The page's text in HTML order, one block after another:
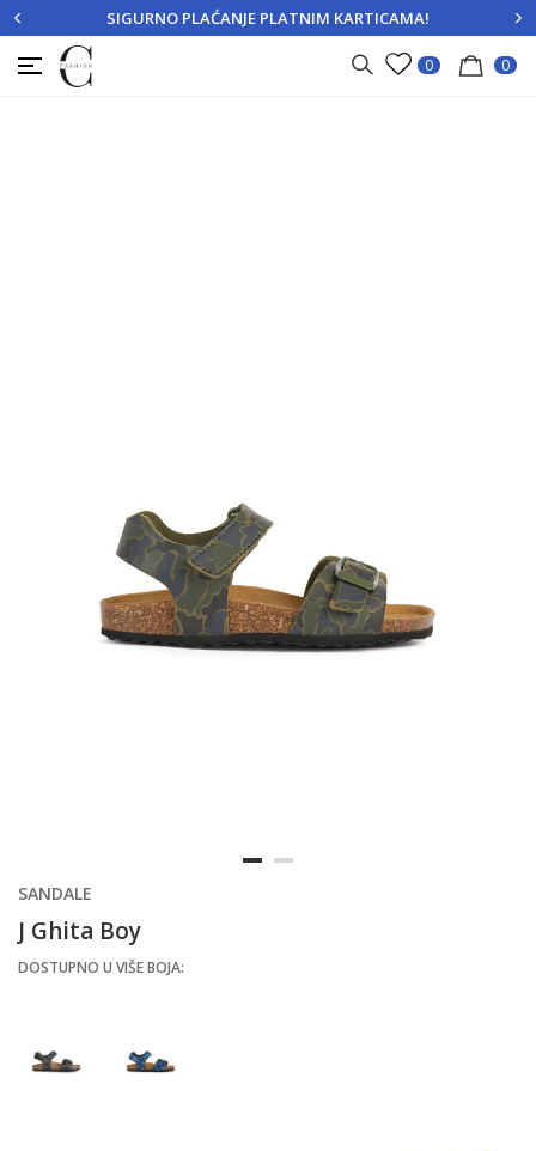
PRIJAVITE SE REGISTRUJTE SE
SIGURNO PLAĆANJE PLATNIM KARTICAMA!
0 0
SANDALE
J Ghita Boy
DOSTUPNO U VIŠE BOJA: